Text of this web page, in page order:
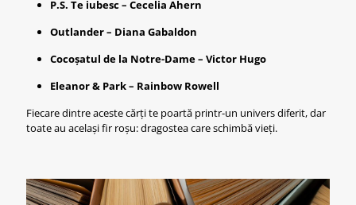
P.S. Te iubesc – Cecelia Ahern
Outlander – Diana Gabaldon
Cocoșatul de la Notre-Dame – Victor Hugo
Eleanor & Park – Rainbow Rowell
Fiecare dintre aceste cărți te poartă printr-un univers diferit, dar
toate au același fir roșu: dragostea care schimbă vieți.